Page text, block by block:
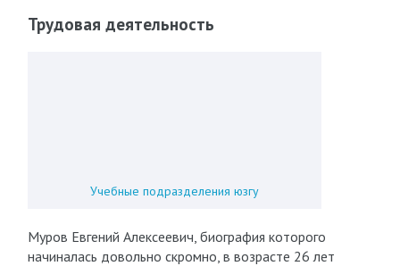
Трудовая деятельность
Учебные подразделения юзгу
Муров Евгений Алексеевич, биография которого
начиналась довольно скромно, в возрасте 26 лет